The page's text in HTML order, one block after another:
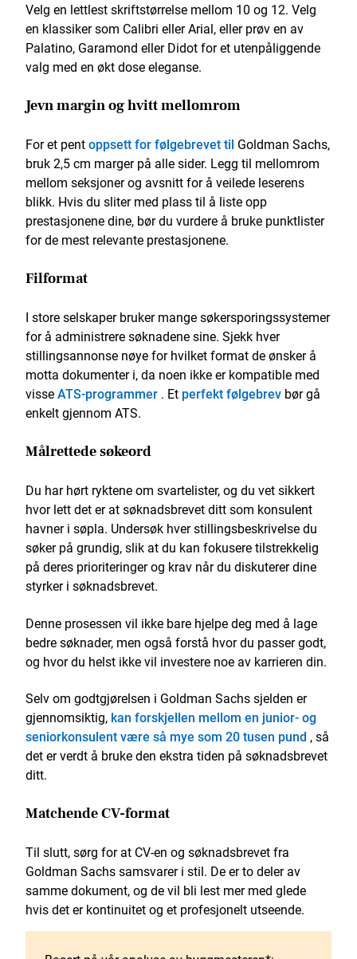
Velg en lettlest skriftstørrelse mellom 10 og 12. Velg
en klassiker som Calibri eller Arial, eller prøv en av
Palatino, Garamond eller Didot for et utenpåliggende
valg med en økt dose eleganse.
Jevn margin og hvitt mellomrom
For et pentoppsett for følgebrevet til Goldman Sachs,
bruk 2,5 cm marger på alle sider. Legg til mellomrom
mellom seksjoner og avsnitt for å veilede leserens
blikk. Hvis du sliter med plass til å liste opp
prestasjonene dine, bør du vurdere å bruke punktlister
for de mest relevante prestasjonene.
Filformat
I store selskaper bruker mange søkersporingssystemer
for å administrere søknadene sine. Sjekk hver
stillingsannonse nøye for hvilket format de ønsker å
motta dokumenter i, da noen ikke er kompatible med
visseATS-programmer . Et perfekt følgebrev bør gå
enkelt gjennom ATS.
Målrettede søkeord
Du har hørt ryktene om svartelister, og du vet sikkert
hvor lett det er at søknadsbrevet ditt som konsulent
havner i søpla. Undersøk hver stillingsbeskrivelse du
søker på grundig, slik at du kan fokusere tilstrekkelig
på deres prioriteringer og krav når du diskuterer dine
styrker i søknadsbrevet.
Denne prosessen vil ikke bare hjelpe deg med å lage
bedre søknader, men også forstå hvor du passer godt,
og hvor du helst ikke vil investere noe av karrieren din.
Selv om godtgjørelsen i Goldman Sachs sjelden er
gjennomsiktig, kan forskjellen mellom en junior- og
seniorkonsulent være så mye som 20 tusen pund , så
det er verdt å bruke den ekstra tiden på søknadsbrevet
ditt.
Matchende CV-format
Til slutt, sørg for at CV-en og søknadsbrevet fra
Goldman Sachs samsvarer i stil. De er to deler av
samme dokument, og de vil bli lest mer med glede
hvis det er kontinuitet og et profesjonelt utseende.